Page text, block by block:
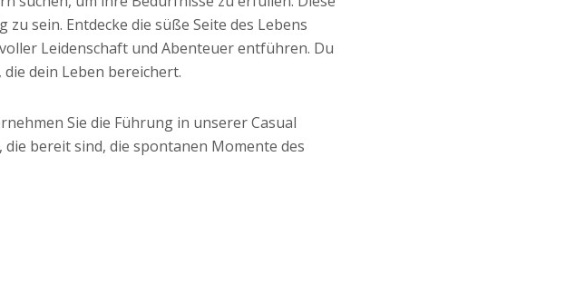
sein. Entdecke die süße Seite des Lebens
Leidenschaft und Abenteuer entführen. Du
dein Leben bereichert.
Sie die Führung in unserer Casual
bereit sind, die spontanen Momente des